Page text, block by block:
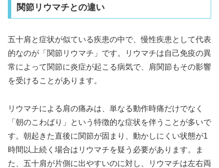
関節リウマチとの違い
五十肩と症状が似ている疾患の中で、慢性疾患として代表
的なのが「関節リウマチ」です。リウマチは自己免疫の異
常によって関節に炎症が起こる病気で、肩関節もその影響
を受けることがあります。
リウマチによる肩の痛みは、単なる動作時痛だけでなく
「朝のこわばり」という特徴的な症状を伴うことが多いで
す。朝起きた直後に関節が固まり、動かしにくい状態が1
時間以上続く場合はリウマチを疑う必要があります。ま
た、五十肩が片側に出やすいのに対し、リウマチは左右両